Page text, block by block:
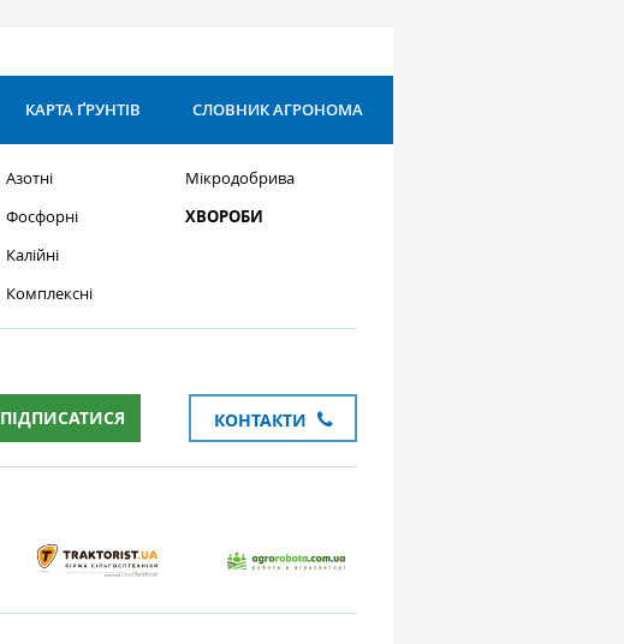
КАРТА ҐРУНТІВ СЛОВНИК АГРОНОМА
Азотні
Фосфорні
Калійні
Комплексні
Мікродобрива
ХВОРОБИ
ПІДПИСАТИСЯ КОНТАКТИ